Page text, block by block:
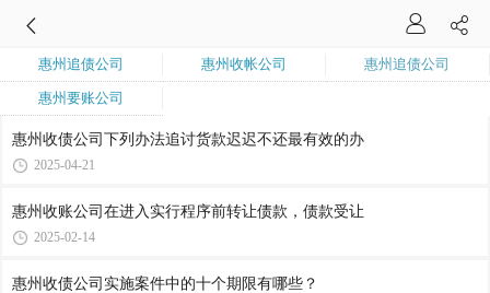
惠州追债公司 惠州收帐公司 惠州追债公司
惠州要账公司
惠州收债公司​下列办法追讨货款迟迟不还最有效的办
2025-04-21
惠州收账公司​在进入实行程序前转让债款，债款受让
2025-02-14
惠州收债公司​实施案件中的十个期限有哪些？